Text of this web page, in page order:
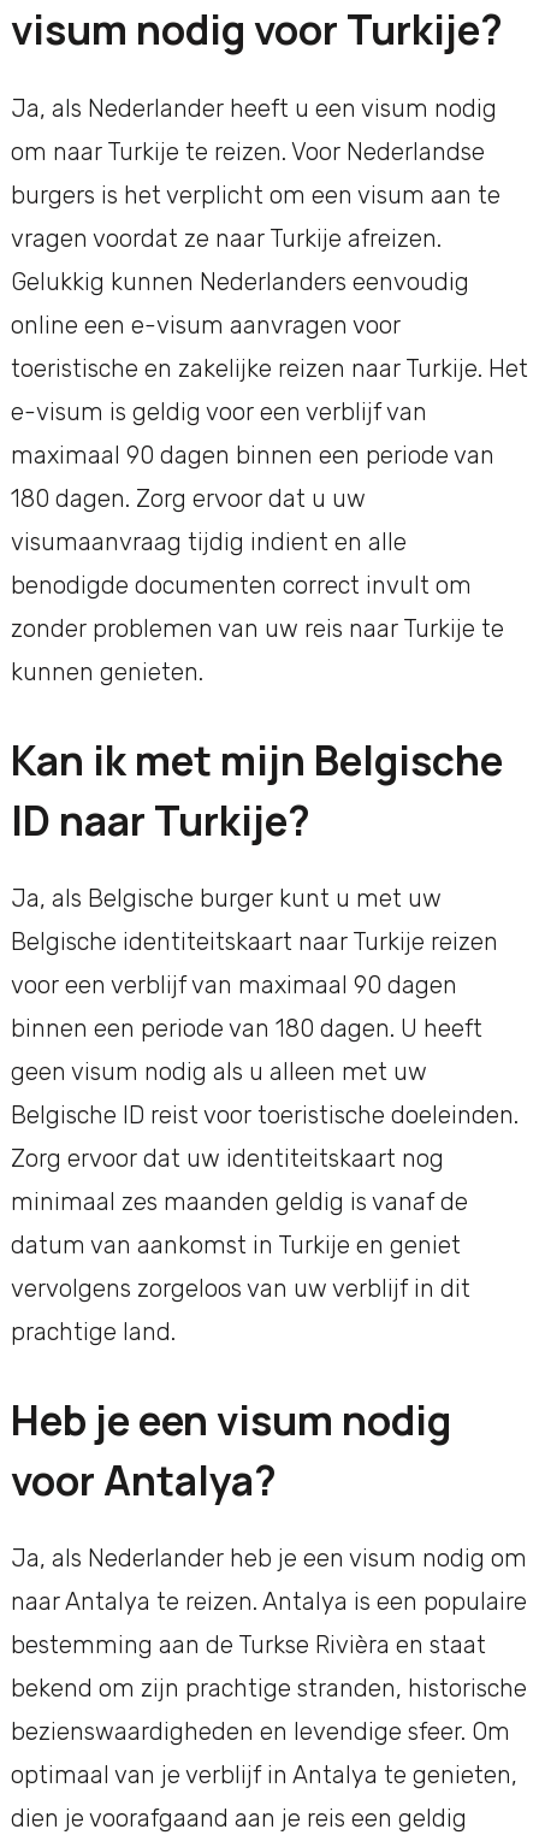
visum nodig voor Turkije?
Ja, als Nederlander heeft u een visum nodig
om naar Turkije te reizen. Voor Nederlandse
burgers is het verplicht om een visum aan te
vragen voordat ze naar Turkije afreizen.
Gelukkig kunnen Nederlanders eenvoudig
online een e-visum aanvragen voor
toeristische en zakelijke reizen naar Turkije. Het
e-visum is geldig voor een verblijf van
maximaal 90 dagen binnen een periode van
180 dagen. Zorg ervoor dat u uw
visumaanvraag tijdig indient en alle
benodigde documenten correct invult om
zonder problemen van uw reis naar Turkije te
kunnen genieten.
Kan ik met mijn Belgische
ID naar Turkije?
Ja, als Belgische burger kunt u met uw
Belgische identiteitskaart naar Turkije reizen
voor een verblijf van maximaal 90 dagen
binnen een periode van 180 dagen. U heeft
geen visum nodig als u alleen met uw
Belgische ID reist voor toeristische doeleinden.
Zorg ervoor dat uw identiteitskaart nog
minimaal zes maanden geldig is vanaf de
datum van aankomst in Turkije en geniet
vervolgens zorgeloos van uw verblijf in dit
prachtige land.
Heb je een visum nodig
voor Antalya?
Ja, als Nederlander heb je een visum nodig om
naar Antalya te reizen. Antalya is een populaire
bestemming aan de Turkse Rivièra en staat
bekend om zijn prachtige stranden, historische
bezienswaardigheden en levendige sfeer. Om
optimaal van je verblijf in Antalya te genieten,
dien je voorafgaand aan je reis een geldig